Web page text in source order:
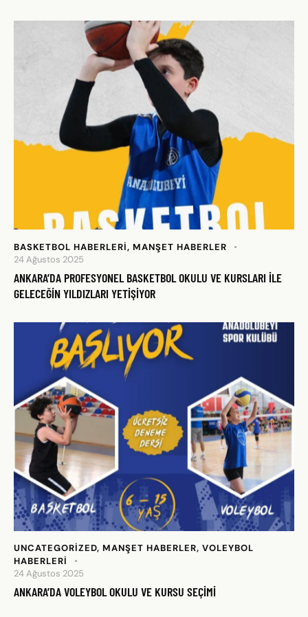
BASKETBOL HABERLERI, MANŞET HABERLER
24 Ağustos 2025
ANKARA’DA PROFESYONEL BASKETBOL OKULU VE KURSLARI ILE
GELECEĞIN YILDIZLARI YETIŞIYOR
UNCATEGORIZED, MANŞET HABERLER, VOLEYBOL
HABERLERI
24 Ağustos 2025
ANKARA’DA VOLEYBOL OKULU VE KURSU SEÇIMI